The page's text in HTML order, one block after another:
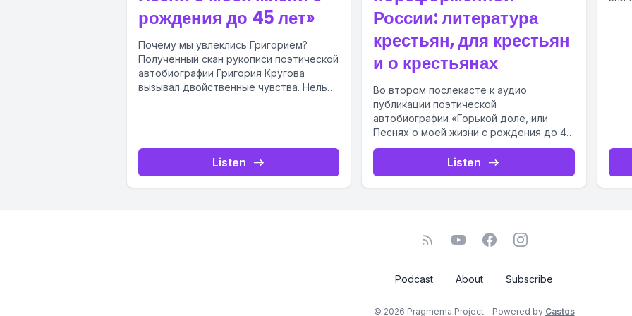
рождения до 45 лет»
Почему мы увлеклись Григорием?
Полученный скан рукописи поэтической
автобиографии Григория Кругова
вызывал двойственные чувства. Нельзя
Listen
России: литература
крестьян, для крестьян
и о крестьянах
Во втором послекасте к аудио
публикации поэтической
автобиографии «Горькой доле, или
Песнях о моей жизни с рождения до 45
лет» крестьянина деревни Ямышовка
Listen
Podcast About Subscribe
© 2026 Pragmema Project - Powered by Castos